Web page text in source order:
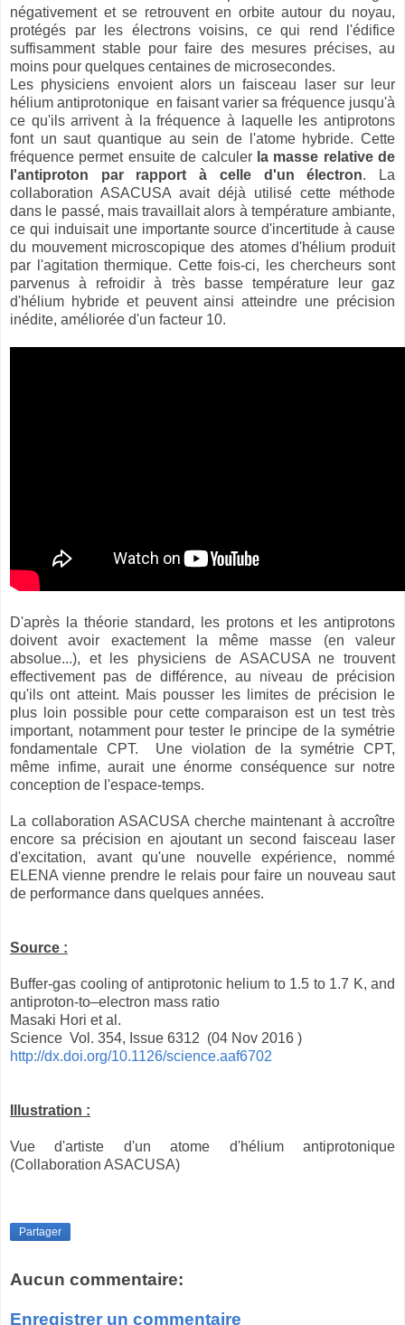
négativement et se retrouvent en orbite autour du noyau,
protégés par les électrons voisins, ce qui rend l'édifice
suffisamment stable pour faire des mesures précises, au
moins pour quelques centaines de microsecondes.
Les physiciens envoient alors un faisceau laser sur leur
hélium antiprotonique en faisant varier sa fréquence jusqu'à
ce qu'ils arrivent à la fréquence à laquelle les antiprotons
font un saut quantique au sein de l'atome hybride. Cette
fréquence permet ensuite de calculer la masse relative de
l'antiproton par rapport à celle d'un électron. La
collaboration ASACUSA avait déjà utilisé cette méthode
dans le passé, mais travaillait alors à température ambiante,
ce qui induisait une importante source d'incertitude à cause
du mouvement microscopique des atomes d'hélium produit
par l'agitation thermique. Cette fois-ci, les chercheurs sont
parvenus à refroidir à très basse température leur gaz
d'hélium hybride et peuvent ainsi atteindre une précision
inédite, améliorée d'un facteur 10.
D'après la théorie standard, les protons et les antiprotons
doivent avoir exactement la même masse (en valeur
absolue...), et les physiciens de ASACUSA ne trouvent
effectivement pas de différence, au niveau de précision
qu'ils ont atteint. Mais pousser les limites de précision le
plus loin possible pour cette comparaison est un test très
important, notamment pour tester le principe de la symétrie
fondamentale CPT. Une violation de la symétrie CPT,
même infime, aurait une énorme conséquence sur notre
conception de l'espace-temps.
La collaboration ASACUSA cherche maintenant à accroître
encore sa précision en ajoutant un second faisceau laser
d'excitation, avant qu'une nouvelle expérience, nommé
ELENA vienne prendre le relais pour faire un nouveau saut
de performance dans quelques années.
Source :
Buffer-gas cooling of antiprotonic helium to 1.5 to 1.7 K, and
antiproton-to–electron mass ratio
Masaki Hori et al.
Science Vol. 354, Issue 6312 (04 Nov 2016 )
http://dx.doi.org/10.1126/science.aaf6702
Illustration :
Vue d'artiste d'un atome d'hélium antiprotonique
(Collaboration ASACUSA)
Partager
Aucun commentaire:
Enregistrer un commentaire